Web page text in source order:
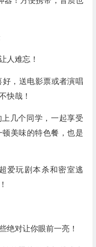
人难忘！
好，送电影票或者演唱
快哉！
上几个同学，一起享受
美味的特色餐，也是
爱玩剧本杀和密室逃
绝对让你眼前一亮！